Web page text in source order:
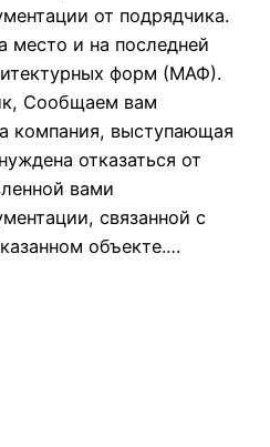
от подрядчика.
место и на последней
форм (МАФ).
Сообщаем вам
компания, выступающая
отказаться от
вами
связанной с
объекте.…